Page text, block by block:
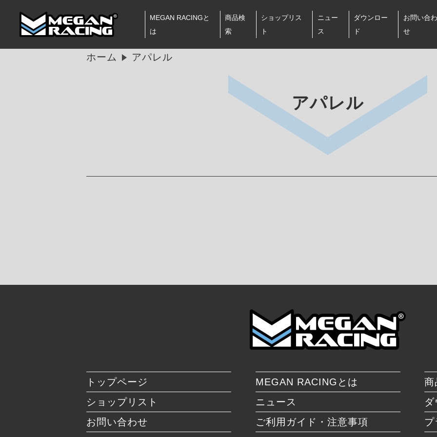
MEGAN RACINGと
は
商品検
索
ショップリス
ト
ニュー
ス
ダウンロー
ド
お問い合わ
せ
ホーム アパレル
アパレル
トップページ MEGAN RACINGとは
商
ショップリスト
ニュース
お問い合わせ
ご利用ガイド・注意事項 プ